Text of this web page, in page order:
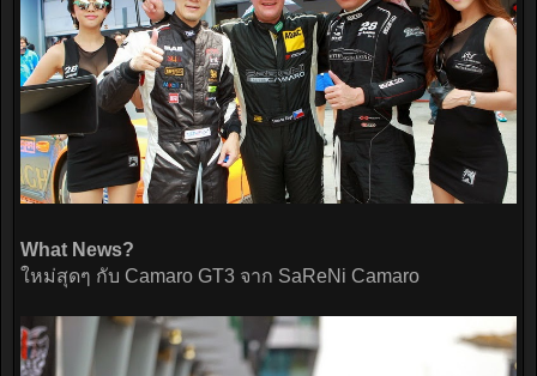
What News?
ใหม่สุดๆ กับ Camaro GT3 จาก SaReNi Camaro